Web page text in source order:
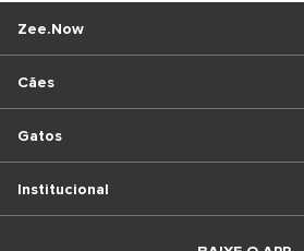
Cães
Gatos
Zee.Now
Institucional